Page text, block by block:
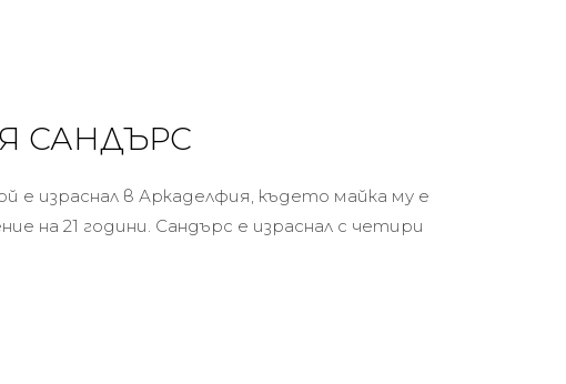
САНДЪРС
е израснал в Аркаделфия, където майка му е
на 21 години. Сандърс е израснал с четири